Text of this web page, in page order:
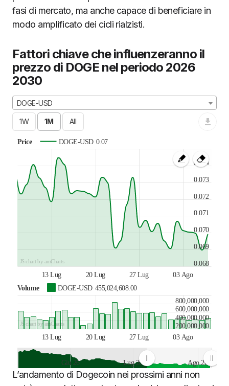
fasi di mercato, ma anche capace di beneficiare in
modo amplificato dei cicli rialzisti.
Fattori chiave che influenzeranno il
prezzo di DOGE nel periodo 2026
2030
DOGE-USD
Price DOGE-USD 0.07
13 Lug 20 Lug 27 Lug 03 Ago
0.068
0.069
0.070
0.071
0.072
0.073
0.074
JS chart by amCharts
Volume DOGE-USD 455,024,608.00
13 Lug 20 Lug 27 Lug 03 Ago
200,000,000
400,000,000
600,000,000
800,000,000
JS chart by amCharts
Giu 26 Lug 26 Ago 26
JS chart by amCharts
L’andamento di Dogecoin nei prossimi anni non